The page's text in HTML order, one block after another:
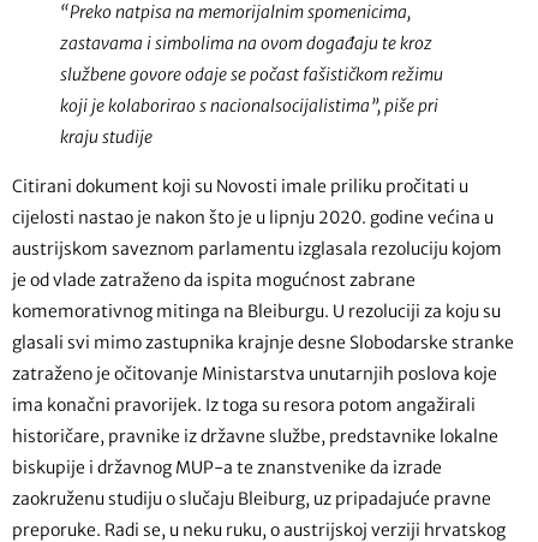
“Preko natpisa na memorijalnim spomenicima,
zastavama i simbolima na ovom događaju te kroz
službene govore odaje se počast fašističkom režimu
koji je kolaborirao s nacionalsocijalistima”, piše pri
kraju studije
Citirani dokument koji su Novosti imale priliku pročitati u
cijelosti nastao je nakon što je u lipnju 2020. godine većina u
austrijskom saveznom parlamentu izglasala rezoluciju kojom
je od vlade zatraženo da ispita mogućnost zabrane
komemorativnog mitinga na Bleiburgu. U rezoluciji za koju su
glasali svi mimo zastupnika krajnje desne Slobodarske stranke
zatraženo je očitovanje Ministarstva unutarnjih poslova koje
ima konačni pravorijek. Iz toga su resora potom angažirali
historičare, pravnike iz državne službe, predstavnike lokalne
biskupije i državnog MUP-a te znanstvenike da izrade
zaokruženu studiju o slučaju Bleiburg, uz pripadajuće pravne
preporuke. Radi se, u neku ruku, o austrijskoj verziji hrvatskog